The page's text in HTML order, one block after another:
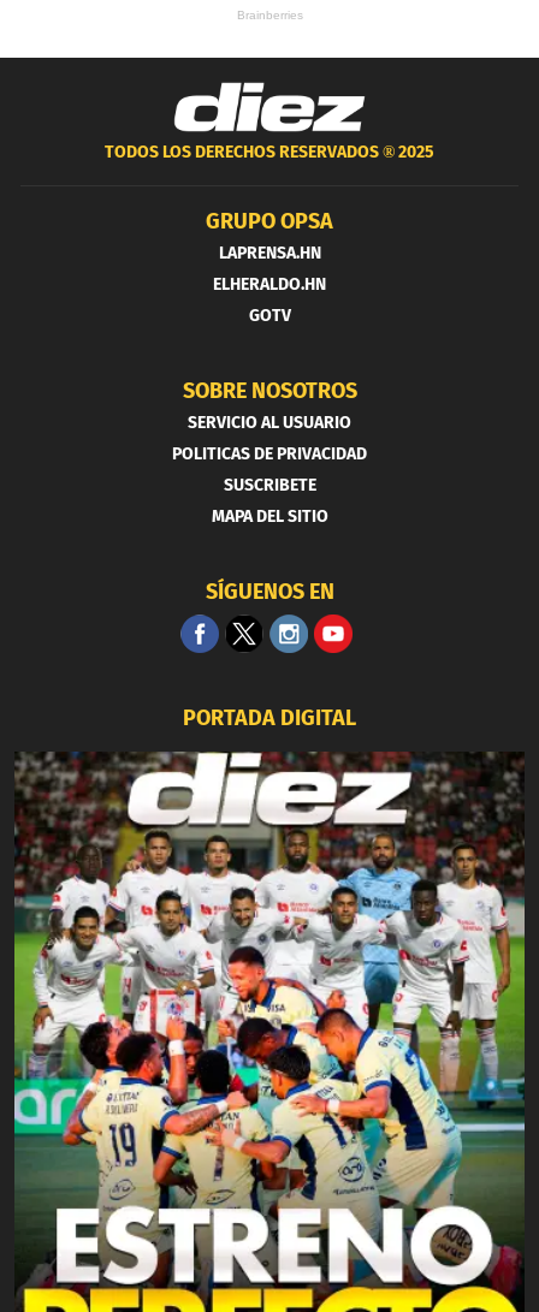
TODOS LOS DERECHOS RESERVADOS ®2025
GRUPO OPSA
LAPRENSA.HN
ELHERALDO.HN
GOTV
SOBRE NOSOTROS
SERVICIO AL USUARIO
POLITICAS DE PRIVACIDAD
SUSCRIBETE
MAPA DEL SITIO
SÍGUENOS EN
PORTADA DIGITAL